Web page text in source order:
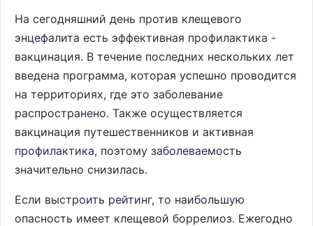
На сегодняшний день против клещевого
энцефалита есть эффективная профилактика -
вакцинация. В течение последних нескольких лет
введена программа, которая успешно проводится
на территориях, где это заболевание
распространено. Также осуществляется
вакцинация путешественников и активная
профилактика, поэтому заболеваемость
значительно снизилась.
Если выстроить рейтинг, то наибольшую
опасность имеет клещевой боррелиоз. Ежегодно